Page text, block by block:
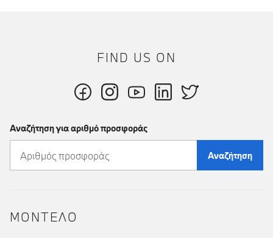
FIND US ON
Αναζήτηση για αριθμό προσφοράς
Αναζήτηση
ΜΟΝΤΕΛΟ